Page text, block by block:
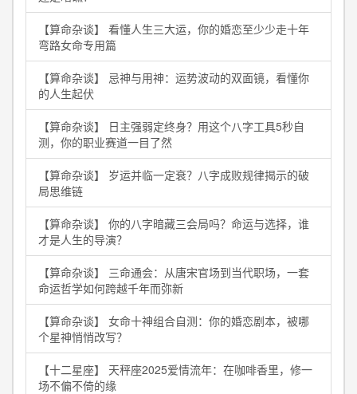
【算命杂谈】 看懂人生三大运，你的婚恋至少少走十年
弯路女命专用篇
【算命杂谈】 忌神与用神：运势波动的双面镜，看懂你
的人生起伏
【算命杂谈】 日主强弱定终身？用这个八字工具5秒自
测，你的职业赛道一目了然
【算命杂谈】 岁运并临一定衰？八字成败规律揭示的破
局思维链
【算命杂谈】 你的八字暗藏三会局吗？命运与选择，谁
才是人生的导演？
【算命杂谈】 三命通会：从唐宋官场到当代职场，一套
命运哲学如何跨越千年而弥新
【算命杂谈】 女命十神组合自测：你的婚恋剧本，被哪
个星神悄悄改写？
【十二星座】 天秤座2025爱情流年：在咖啡香里，修一
场不偏不倚的缘